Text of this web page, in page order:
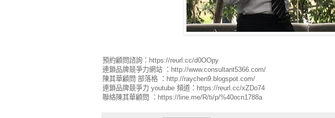
預約顧問諮詢：https://reurl.cc/d0OOpy
連鎖品牌競爭力網站 ：http://www.consultant5366.com/
陳其華顧問 部落格 ：http://raychen9.blogspot.com/
連鎖品牌競爭力 youtube 頻道：https://reurl.cc/xZDo74
聯絡陳其華顧問 ：https://line.me/R/ti/p/%40ocn1788a